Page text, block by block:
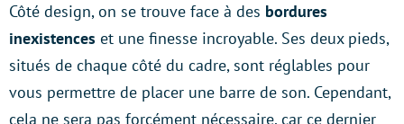
Côté design, on se trouve face à des bordures
inexistences et une finesse incroyable. Ses deux pieds,
situés de chaque côté du cadre, sont réglables pour
vous permettre de placer une barre de son. Cependant,
cela ne sera pas forcément nécessaire, car ce dernier